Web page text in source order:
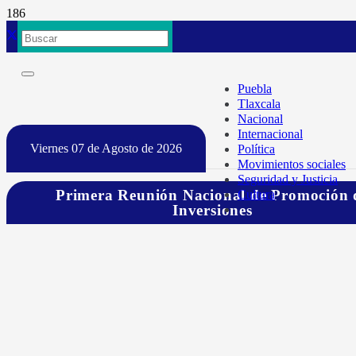
Viernes 07 de Agosto de 2026
Puebla
Tlaxcala
Nacional
Internacional
Política
Movimientos sociales
Seguridad y Justicia
Cultura
Primera Reunión Nacional de Promoción
Inversiones